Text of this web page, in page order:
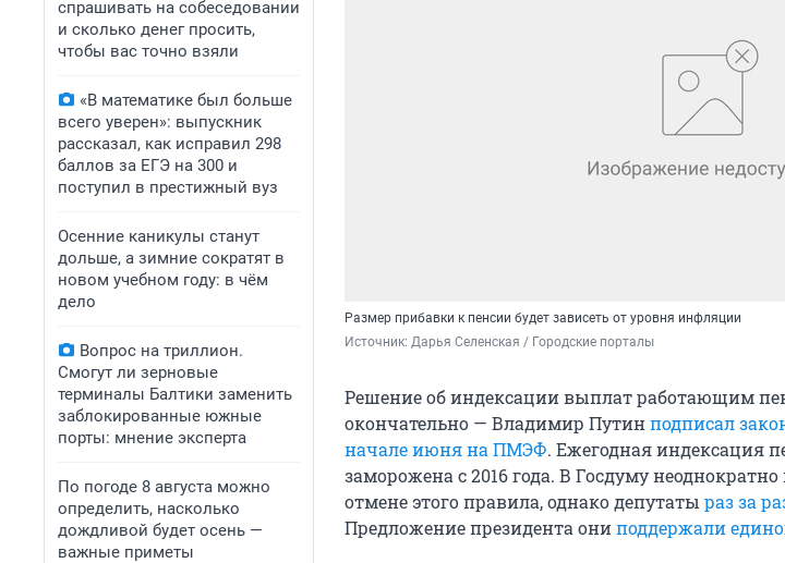
спрашивать на собеседовании
и сколько денег просить,
чтобы вас точно взяли
«В математике был больше
всего уверен»: выпускник
рассказал, как исправил 298
баллов за ЕГЭ на 300 и
поступил в престижный вуз
Осенние каникулы станут
дольше, а зимние сократят в
новом учебном году: в чём
дело
Вопрос на триллион.
Смогут ли зерновые
терминалы Балтики заменить
заблокированные южные
порты: мнение эксперта
По погоде 8 августа можно
определить, насколько
дождливой будет осень —
важные приметы
Размер прибавки к пенсии будет зависеть от уровня инфляции
Источник: Дарья Селенская / Городские порталы
Решение об индексации выплат работающим
окончательно — Владимир Путинподписал
начале июня на ПМЭФ. Ежегодная индексация
заморожена с 2016 года. В Госдуму
отмене этого правила, однако депутаты раз за
Предложение президента ониподдержали